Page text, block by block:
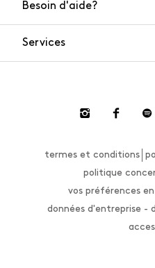
Besoin d'aide?
Guide
Services
Smart
termes et conditions
politique
vos préférences
données d'entreprise -